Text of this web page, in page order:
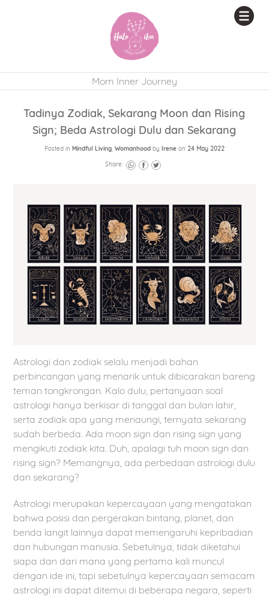
Mom Inner Journey
Tadinya Zodiak, Sekarang Moon dan Rising
Sign; Beda Astrologi Dulu dan Sekarang
Posted in Mindful Living, Womanhoodby Ireneon 24 May 2022
Share:
Astrologi dan zodiak selalu menjadi bahan
perbincangan yang menarik untuk dibicarakan bareng
teman tongkrongan. Kalo dulu, pertanyaan soal
astrologi hanya berkisar di tanggal dan bulan lahir,
serta zodiak apa yang menaungi, ternyata sekarang
sudah berbeda. Ada moon sign dan rising sign yang
mengikuti zodiak kita. Duh, apalagi tuh moon sign dan
rising sign? Memangnya, ada perbedaan astrologi dulu
dan sekarang?
Astrologi merupakan kepercayaan yang mengatakan
bahwa posisi dan pergerakan bintang, planet, dan
benda langit lainnya dapat memengaruhi kepribadian
dan hubungan manusia. Sebetulnya, tidak diketahui
siapa dan dari mana yang pertama kali muncul
dengan ide ini, tapi sebetulnya kepercayaan semacam
astrologi ini dapat ditemui di beberapa negara, seperti